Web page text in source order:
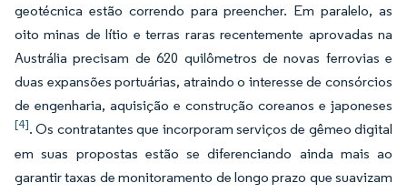
geotécnica estão correndo para preencher. Em paralelo, as
oito minas de lítio e terras raras recentemente aprovadas na
Austrália precisam de 620 quilômetros de novas ferrovias e
duas expansões portuárias, atraindo o interesse de consórcios
de engenharia, aquisição e construção coreanos e japoneses
[4]. Os contratantes que incorporam serviços de gêmeo digital
em suas propostas estão se diferenciando ainda mais ao
garantir taxas de monitoramento de longo prazo que suavizam